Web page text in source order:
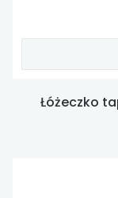
Łóżeczko